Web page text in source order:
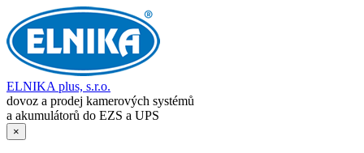
ELNIKA plus, s.r.o.
dovoz a prodej kamerových systémů
a akumulátorů do EZS a UPS
×